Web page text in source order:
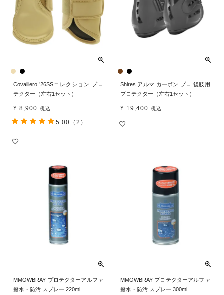
Covalliero ’26SSコレクション プロ
テクター（左右1セット）
¥ 8,900 税込
5.00 （2）
Shires アルマ カーボン プロ 後肢用
プロテクター（左右1セット）
¥ 19,400 税込
MMOWBRAY プロテクターアルファ
撥水・防汚 スプレー 220ml
MMOWBRAY プロテクターアルファ
撥水・防汚 スプレー 300ml